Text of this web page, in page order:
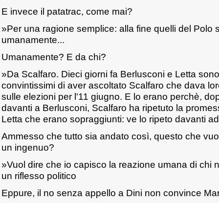
E invece il patatrac, come mai?
»Per una ragione semplice: alla fine quelli del Polo
umanamente...
Umanamente? E da chi?
»Da Scalfaro. Dieci giorni fa Berlusconi e Letta
convintissimi di aver ascoltato Scalfaro che dava
sulle elezioni per l'11 giugno. E lo erano perchè,
davanti a Berlusconi, Scalfaro ha ripetuto la
Letta che erano sopraggiunti: ve lo ripeto davanti
Ammesso che tutto sia andato così, questo che
un ingenuo?
»Vuol dire che io capisco la reazione umana di chi
un riflesso politico
Eppure, il no senza appello a Dini non convince